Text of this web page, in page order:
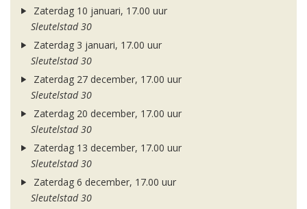
Zaterdag 10 januari, 17.00 uur
Sleutelstad 30
Zaterdag 3 januari, 17.00 uur
Sleutelstad 30
Zaterdag 27 december, 17.00 uur
Sleutelstad 30
Zaterdag 20 december, 17.00 uur
Sleutelstad 30
Zaterdag 13 december, 17.00 uur
Sleutelstad 30
Zaterdag 6 december, 17.00 uur
Sleutelstad 30